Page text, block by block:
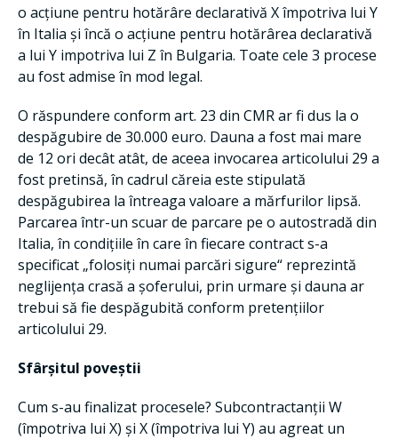
o acțiune pentru hotărâre declarativă X împotriva lui Y
în Italia și încă o acțiune pentru hotărârea declarativă
a lui Y impotriva lui Z în Bulgaria. Toate cele 3 procese
au fost admise în mod legal.
O răspundere conform art. 23 din CMR ar fi dus la o
despăgubire de 30.000 euro. Dauna a fost mai mare
de 12 ori decât atât, de aceea invocarea articolului 29 a
fost pretinsă, în cadrul căreia este stipulată
despăgubirea la întreaga valoare a mărfurilor lipsă.
Parcarea într-un scuar de parcare pe o autostradă din
Italia, în condițiile în care în fiecare contract s-a
specificat „folosiți numai parcări sigure“ reprezintă
neglijența crasă a șoferului, prin urmare și dauna ar
trebui să fie despăgubită conform pretențiilor
articolului 29.
Sfârșitul poveștii
Cum s-au finalizat procesele? Subcontractanții W
(împotriva lui X) și X (împotriva lui Y) au agreat un